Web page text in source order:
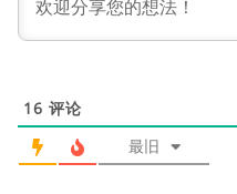
16 评论
最旧